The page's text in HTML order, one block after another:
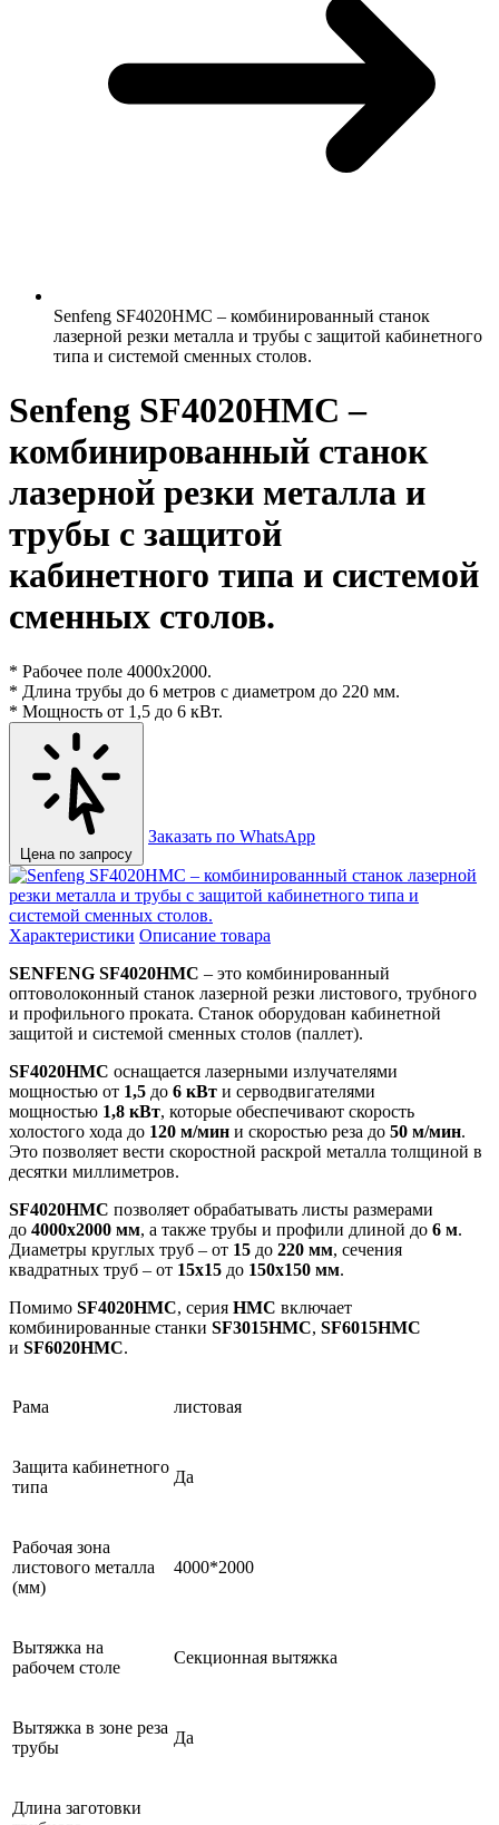
Senfeng SF4020HMС – комбинированный станок
лазерной резки металла и трубы с защитой кабинетного
типа и системой сменных столов.
Senfeng SF4020HMС –
комбинированный станок
лазерной резки металла и
трубы с защитой
кабинетного типа и системой
сменных столов.
* Рабочее поле 4000х2000.
* Длина трубы до 6 метров с диаметром до 220 мм.
* Мощность от 1,5 до 6 кВт.
Цена по запросу
Заказать по WhatsApp
Характеристики Описание товара
SENFENG SF4020HMС – это комбинированный
оптоволоконный станок лазерной резки листового, трубного
и профильного проката. Станок оборудован кабинетной
защитой и системой сменных столов (паллет).
SF4020HMС оснащается лазерными излучателями
мощностью от 1,5 до 6 кВт и серводвигателями
мощностью 1,8 кВт, которые обеспечивают скорость
холостого хода до 120 м/мин и скоростью реза до 50 м/мин.
Это позволяет вести скоростной раскрой металла толщиной в
десятки миллиметров.
SF4020HMС позволяет обрабатывать листы размерами
до 4000х2000 мм, а также трубы и профили длиной до 6 м.
Диаметры круглых труб – от 15 до 220 мм, сечения
квадратных труб – от 15х15 до 150х150 мм.
Помимо SF4020HMС, серия HMС включает
комбинированные станки SF3015HMС, SF6015HMС
и SF6020HMС.
Рама листовая
Защита кабинетного
типа
Да
Рабочая зона
листового металла
(мм)
4000*2000
Вытяжка на
рабочем столе
Секционная вытяжка
Вытяжка в зоне реза
трубы
Да
Длина заготовки